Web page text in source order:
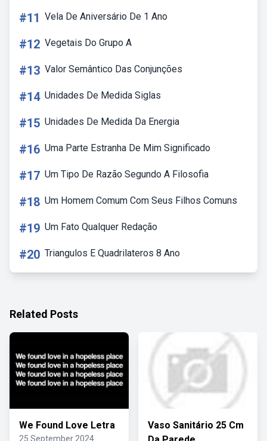
#11 Vela De Aniversário De 1 Ano
#12 Vegetais Do Grupo A
#13 Valor Semântico Das Conjunções
#14 Unidades De Medida Siglas
#15 Unidades De Medida Da Energia
#16 Uma Parte Estranha De Mim Significado
#17 Um Tipo De Razão Segundo A Filosofia
#18 Um Homem Comum Com Seus Filhos Comuns
#19 Um Fato Qualquer Redação
#20 Triangulos E Quadrilateros 8 Ano
Related Posts
We Found Love Letra
25 September 2024
Vaso Sanitário 25 Cm